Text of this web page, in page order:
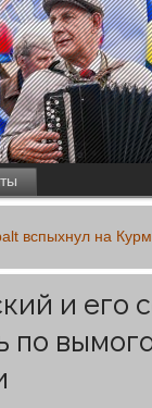
вспыхнул на
и его
по